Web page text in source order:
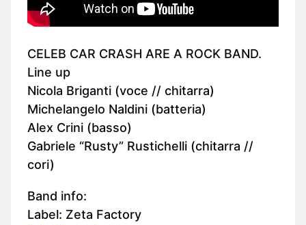
CELEB CAR CRASH ARE A ROCK BAND.
Line up
Nicola Briganti (voce // chitarra)
Michelangelo Naldini (batteria)
Alex Crini (basso)
Gabriele “Rusty” Rustichelli (chitarra //
cori)
Band info:
Label: Zeta Factory